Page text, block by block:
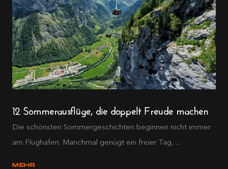
12 Sommerausflüge, die doppelt Freude machen
Die schönsten Sommergeschichten beginnen nicht immer
am Flughafen. Manchmal genügt ein freier Tag, ...
MEHR